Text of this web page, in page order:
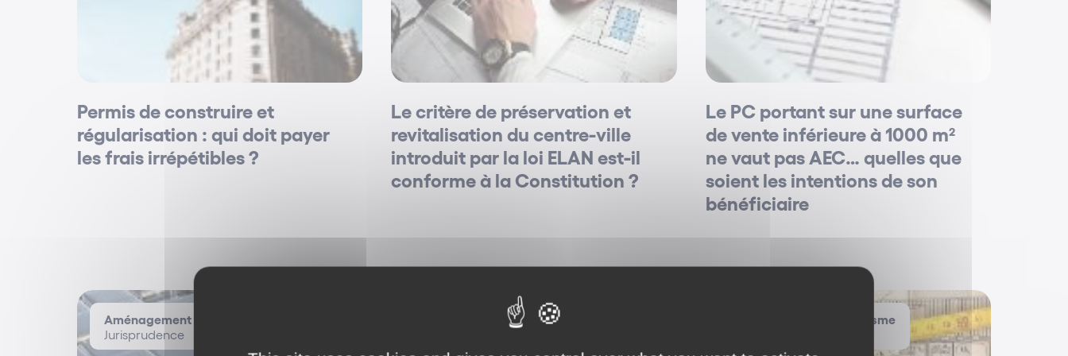
Permis de construire et
régularisation : qui doit payer
les frais irrépétibles ?
Le critère de préservation et
revitalisation du centre-ville
introduit par la loi ELAN est-il
conforme à la Constitution ?
Le PC portant sur une surface
de vente inférieure à 1000 m²
ne vaut pas AEC… quelles que
soient les intentions de son
bénéficiaire
Aménagement / Urbanisme
Jurisprudence
Aménagement / Urbanisme Aménagement / Urbanisme